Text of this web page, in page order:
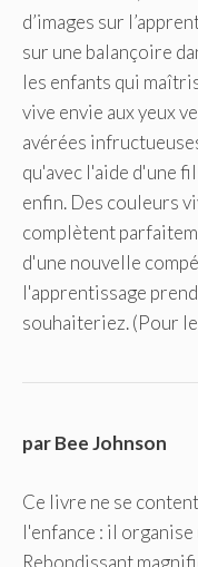
d’images sur
sur une balançoire
les enfants qui
vive envie aux yeux
avérées
qu'avec l'aide d'une
enfin. Des couleurs
complètent
d'une nouvelle
l'apprentissage
souhaiteriez. (Pour
par Bee Johnson
Ce livre ne se
l'enfance : il
Rebondissant